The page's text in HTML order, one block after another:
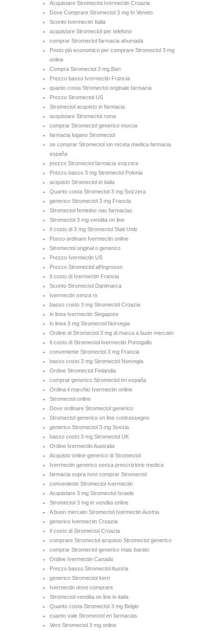
Acquistare Stromectol Ivermectin Croazia
Dove Comprare Stromectol 3 mg In Veneto
Sconto Ivermectin Italia
acquistare Stromectol per telefono
comprar Stromectol farmacia ahumada
Posto più economico per comprare Stromectol 3 mg
online
Compra Stromectol 3 mg Bari
Prezzo basso Ivermectin Francia
quanto costa Stromectol originale farmacia
Prezzo Stromectol US
Stromectol acquisto in farmacia
acquistare Stromectol roma
comprar Stromectol generico murcia
farmacia lugano Stromectol
se comprar Stromectol sin receta medica farmacia
españa
prezzo Stromectol farmacia svizzera
Prezzo basso 3 mg Stromectol Polonia
acquisto Stromectol in italia
Quanto costa Stromectol 3 mg Svizzera
generico Stromectol 3 mg Francia
Stromectol feminino nas farmacias
Stromectol 3 mg vendita on line
Il costo di 3 mg Stromectol Stati Uniti
Posso ordinare Ivermectin online
Stromectol original o generico
Prezzo Ivermectin US
Prezzo Stromectol all’ingrosso
Il costo di Ivermectin Francia
Sconto Stromectol Danimarca
Ivermectin senza rx
basso costo 3 mg Stromectol Croazia
in linea Ivermectin Singapore
in linea 3 mg Stromectol Norvegia
Ordine di Stromectol 3 mg di marca a buon mercato
Il costo di Stromectol Ivermectin Portogallo
conveniente Stromectol 3 mg Francia
basso costo 3 mg Stromectol Norvegia
Ordine Stromectol Finlandia
comprar generico Stromectol en españa
Ordina il marchio Ivermectin online
Stromectol online
Dove ordinare Stromectol generico
Stromectol generico on line contrassegno
generico Stromectol 3 mg Svezia
basso costo 3 mg Stromectol UK
Ordine Ivermectin Australia
Acquisto online generico di Stromectol
Ivermectin generico senza prescrizione medica
farmacia supra host comprar Stromectol
conveniente Stromectol Ivermectin
Acquistare 3 mg Stromectol Israele
Stromectol 3 mg in vendita online
A buon mercato Stromectol Ivermectin Austria
generico Ivermectin Croazia
Il costo di Stromectol Croazia
comprare Stromectol acquisto Stromectol generico
comprar Stromectol generico mais barato
Ordine Ivermectin Canada
Prezzo basso Stromectol Austria
generico Stromectol kern
Ivermectin dove comprare
Stromectol vendita on line in italia
Quanto costa Stromectol 3 mg Belgio
cuanto vale Stromectol en farmacias
Vero Stromectol 3 mg online